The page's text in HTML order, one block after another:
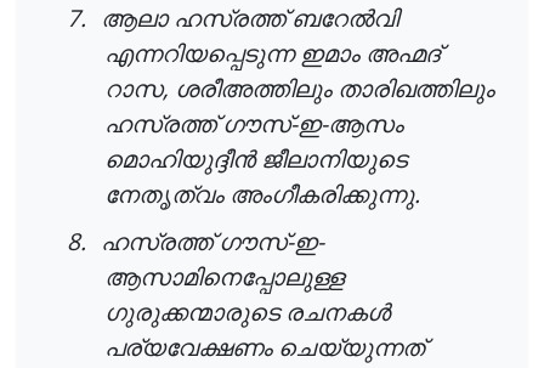
7.
ആലാ ഹസ്രത്ത് ബറേൽവി
എന്നറിയപ്പെടുന്ന ഇമാം അഹ്മദ്
റാസ, ശരീഅത്തിലും താരിഖത്തിലും
ഹസ്രത്ത് ഗൗസ്-ഇ-ആസം
മൊഹിയുദ്ദീൻ ജീലാനിയുടെ
നേതൃത്വം അംഗീകരിക്കുന്നു.
8.
ഹസ്രത്ത് ഗൗസ്-ഇ-
ആസാമിനെപ്പോലുള്ള
ഗുരുക്കന്മാരുടെ രചനകൾ
പര്യവേക്ഷണം ചെയ്യുന്നത്